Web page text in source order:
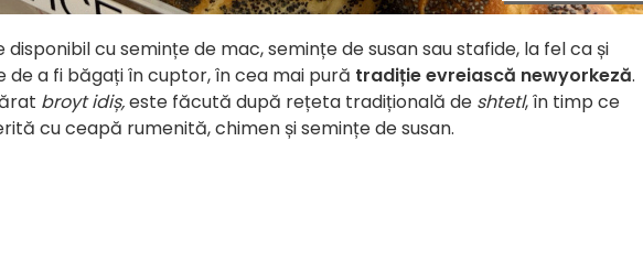
disponibil cu semințe de mac, semințe de susan sau stafide, la fel ca și
de a fi băgați în cuptor, în cea mai pură tradiție evreiască newyorkeză.
broyt idiș,este făcută după rețeta tradițională de shtetl, în timp ce
cu ceapă rumenită, chimen și semințe de susan.